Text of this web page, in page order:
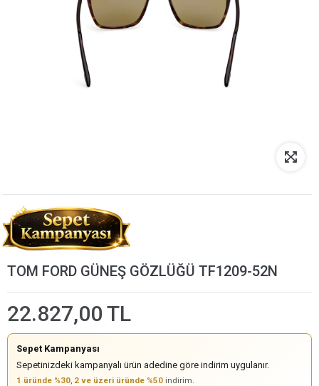
TOM FORD GÜNEŞ GÖZLÜĞÜ TF1209-52N
22.827,00 TL
Sepet Kampanyası
Sepetinizdeki kampanyalı ürün adedine göre indirim uygulanır.
1 üründe %30, 2 ve üzeri üründe %50 indirim.